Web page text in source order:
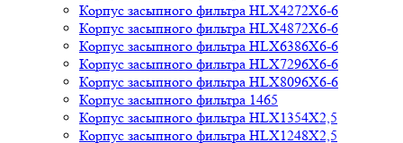
Корпус засыпного фильтра HLX4272X6-6
Корпус засыпного фильтра HLX4872X6-6
Корпус засыпного фильтра HLX6386X6-6
Корпус засыпного фильтра HLX7296X6-6
Корпус засыпного фильтра HLX8096X6-6
Корпус засыпного фильтра 1465
Корпус засыпного фильтра HLX1354X2,5
Корпус засыпного фильтра HLX1248X2,5